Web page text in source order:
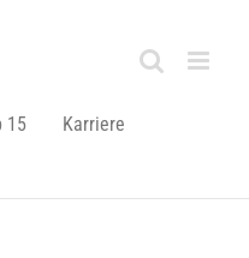
15
Karriere